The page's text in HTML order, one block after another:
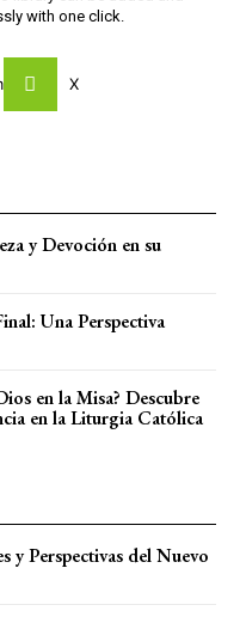
with one click.
X
y Devoción en su
Una Perspectiva
en la Misa? Descubre
en la Liturgia Católica
y Perspectivas del Nuevo